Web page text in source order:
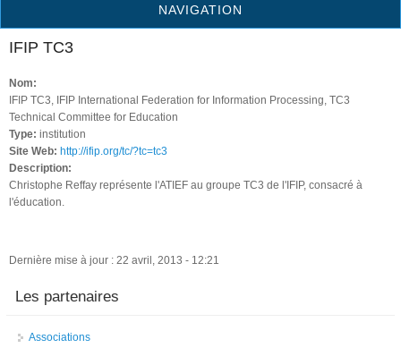
NAVIGATION
IFIP TC3
Nom:
IFIP TC3, IFIP International Federation for Information Processing, TC3
Technical Committee for Education
Type: institution
Site Web: http://ifip.org/tc/?tc=tc3
Description:
Christophe Reffay représente l'ATIEF au groupe TC3 de l'IFIP, consacré à
l'éducation.
Dernière mise à jour : 22 avril, 2013 - 12:21
Les partenaires
Associations